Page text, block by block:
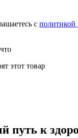
с политикой
этот товар
путь к